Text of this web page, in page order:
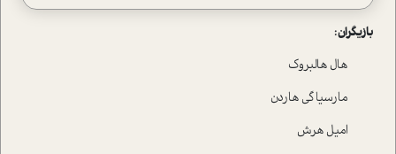
بازیگران :
هال هالبروک
مارسیا گی هاردن
امیل هرش